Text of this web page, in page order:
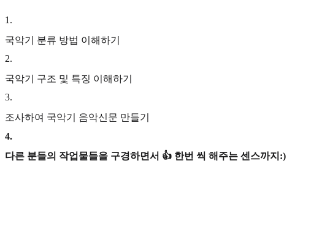
1 .
국악기 분류 방법 이해하기
2.
국악기 구조 및 특징 이해하기
3.
조사하여 국악기 음악신문 만들기
4.
다른 분들의 작업물들을 구경하면서 👍 한번 씩 해주는 센스까지:)